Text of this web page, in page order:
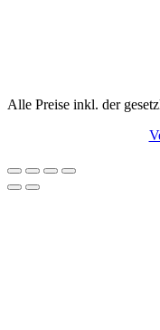
Alle Preise inkl. der